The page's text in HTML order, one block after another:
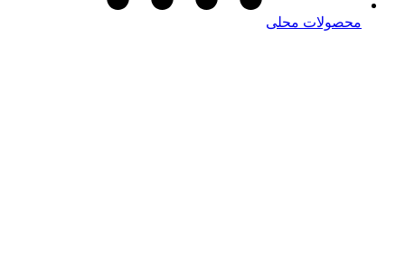
محصولات محلی